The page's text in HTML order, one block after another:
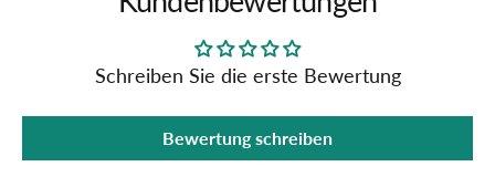
Schreiben Sie die erste Bewertung
Bewertung schreiben